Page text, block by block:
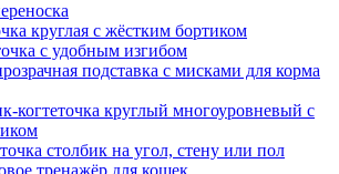
круглая с жёстким бортиком
с удобным изгибом
подставка с мисками для корма
когтеточка круглый многоуровневый с
столбик на угол, стену или пол
тренажёр для кошек